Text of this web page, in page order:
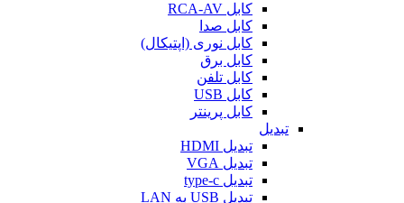
کابل RCA-AV
کابل صدا
کابل نوری (اپتیکال)
کابل برق
کابل تلفن
کابل USB
کابل پرینتر
تبدیل
تبدیل HDMI
تبدیل VGA
تبدیل type-c
تبدیل USB به LAN